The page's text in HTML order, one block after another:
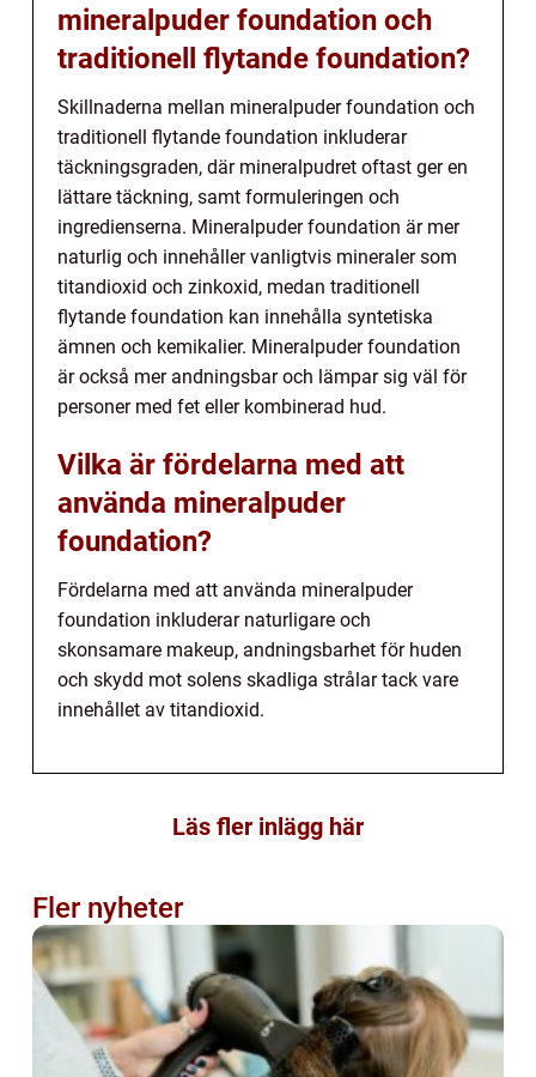
mineralpuder foundation och
traditionell flytande foundation?
Skillnaderna mellan mineralpuder foundation och
traditionell flytande foundation inkluderar
täckningsgraden, där mineralpudret oftast ger en
lättare täckning, samt formuleringen och
ingredienserna. Mineralpuder foundation är mer
naturlig och innehåller vanligtvis mineraler som
titandioxid och zinkoxid, medan traditionell
flytande foundation kan innehålla syntetiska
ämnen och kemikalier. Mineralpuder foundation
är också mer andningsbar och lämpar sig väl för
personer med fet eller kombinerad hud.
Vilka är fördelarna med att
använda mineralpuder
foundation?
Fördelarna med att använda mineralpuder
foundation inkluderar naturligare och
skonsamare makeup, andningsbarhet för huden
och skydd mot solens skadliga strålar tack vare
innehållet av titandioxid.
Läs fler inlägg här
Fler nyheter